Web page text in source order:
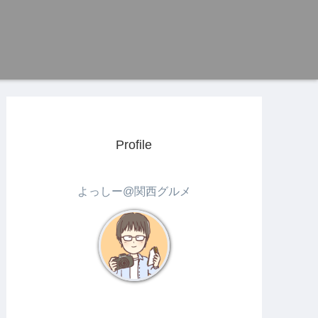
Profile
よっしー@関西グルメ